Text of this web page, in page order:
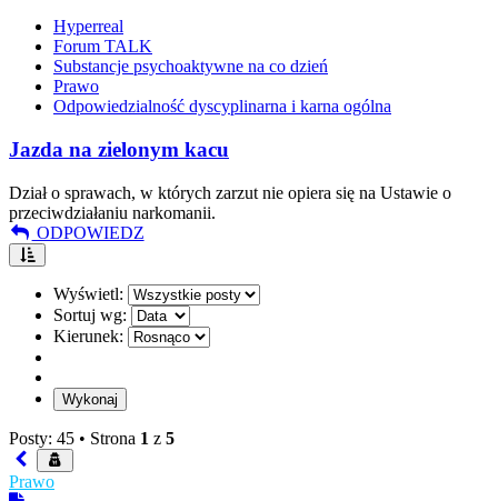
Hyperreal
Forum TALK
Substancje psychoaktywne na co dzień
Prawo
Odpowiedzialność dyscyplinarna i karna ogólna
Jazda na zielonym kacu
Dział o sprawach, w których zarzut nie opiera się na Ustawie o
przeciwdziałaniu narkomanii.
ODPOWIEDZ
Wyświetl:
Sortuj wg:
Kierunek:
Posty: 45 • Strona 1 z 5
Prawo